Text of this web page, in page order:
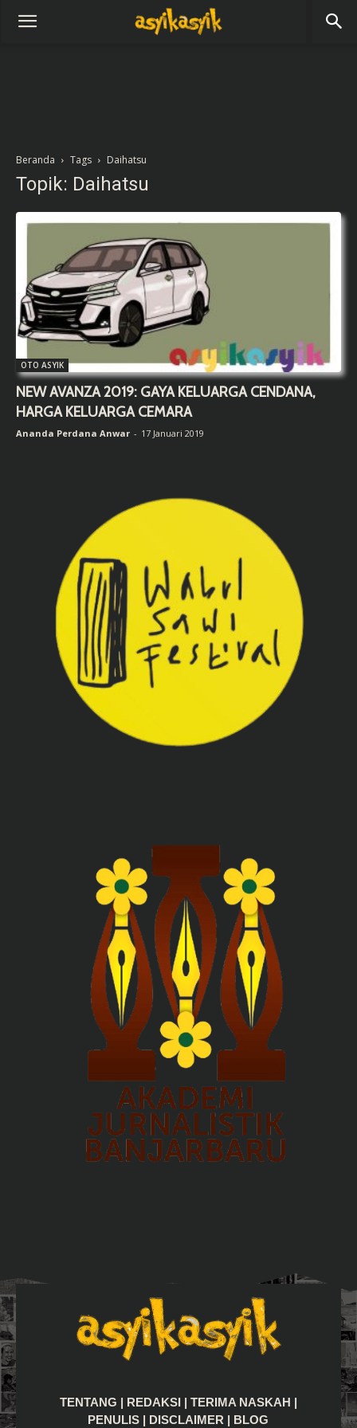
Beranda Tags Daihatsu
Topik: Daihatsu
OTO ASYIK
NEW AVANZA 2019: GAYA KELUARGA CENDANA,
HARGA KELUARGA CEMARA
Ananda Perdana Anwar - 17 Januari 2019
TENTANG REDAKSI TERIMA NASKAH
PENULIS
DISCLAIMER BLOG